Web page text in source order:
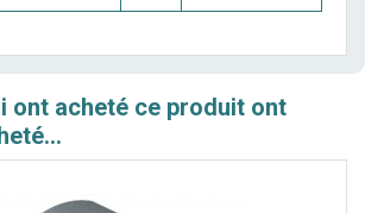
ont acheté ce produit ont